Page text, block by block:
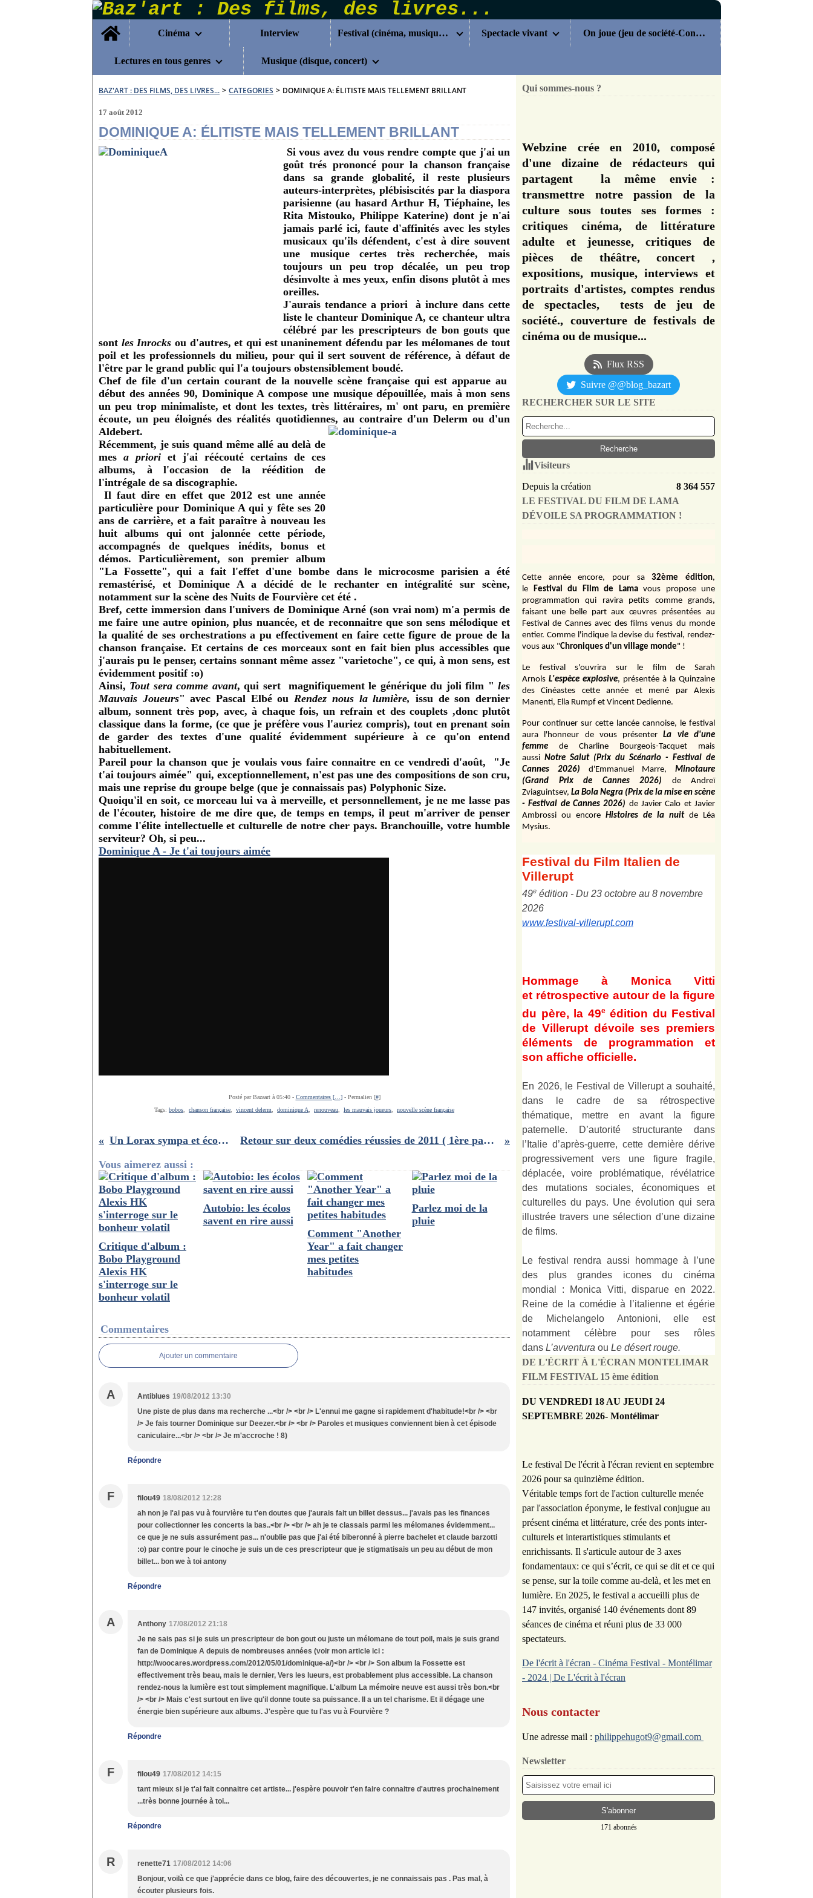
Home
Cinéma
Interview Festival (cinéma, musique...) Spectacle vivant On joue (jeu de société-Concours)
Lectures en tous genres Musique (disque, concert)
BAZ'ART : DES FILMS, DES LIVRES... > CATEGORIES > DOMINIQUE A: ÉLITISTE MAIS TELLEMENT BRILLANT
17 août 2012
DOMINIQUE A: ÉLITISTE MAIS TELLEMENT BRILLANT
Si vous avez du vous rendre compte que j'ai un
goût trés prononcé pour la chanson française
dans sa grande globalité, il reste plusieurs
auteurs-interprètes, plébisiscités par la diaspora
parisienne (au hasard Arthur H, Tiéphaine, les
Rita Mistouko, Philippe Katerine) dont je n'ai
jamais parlé ici, faute d'affinités avec les styles
musicaux qu'ils défendent, c'est à dire souvent
une musique certes très recherchée, mais
toujours un peu trop décalée, un peu trop
désinvolte à mes yeux, enfin disons plutôt à mes
oreilles.
J'aurais tendance a priori à inclure dans cette
liste le chanteur Dominique A, ce chanteur ultra
célébré par les prescripteurs de bon gouts que
sont les Inrocks ou d'autres, et qui estunaninement défendu par les mélomanes de tout
poil et les professionnels du milieu, pour qui il sert souvent de référence, à défaut de
l'être par le grand public qui l'a toujours obstensiblement boudé.
Chef de file d'un certain courant de la nouvelle scène française qui est apparue au
début des années 90, Dominique A compose une musique dépouillée, mais à mon sens
un peu trop minimaliste, et dont les textes, très littéraires, m' ont paru, en première
écoute, un peu éloignés des réalités quotidiennes, au contraire d'un Delerm ou d'un
Aldebert.
Récemment, je suis quand même allé au delà de
mes a priori et j'ai réécouté certains de ces
albums, à l'occasion de la réédition de
l'intrégale de sa discographie.
Il faut dire en effet que 2012 est une année
particulière pour Dominique A qui y fête ses 20
ans de carrière, et a fait paraître à nouveau les
huit albums qui ont jalonnée cette période,
accompagnés de quelques inédits, bonus et
démos. Particulièrement, son premier album
"La Fossette", qui a fait l'effet d'une bombe dans le microcosme parisien a été
remastérisé, et Dominique A a décidé de le rechanter en intégralité sur scène,
notamment sur la scène des Nuits de Fourvière cet été .
Bref, cette immersion dans l'univers de Dominique Arné (son vrai nom) m'a permis de
me faire une autre opinion, plus nuancée, et de reconnaitre que son sens mélodique et
la qualité de ses orchestrationsa pu effectivement en faire cette figure de proue de la
chanson française. Et certains de ces morceaux sont en fait bien plus accessibles que
j'aurais pu le penser, certains sonnant même assez "varietoche", ce qui, à mon sens, est
évidemment positif :o)
Ainsi, Tout sera comme avant, qui sert magnifiquement le générique du joli film " les
Mauvais Joueurs" avec Pascal Elbé ouRendez nous la lumière, issu de son dernier
album, sonnent très pop, avec, à chaque fois, un refrain et des couplets ,donc plutôt
classique dans la forme, (ce que je préfère vous l'auriez compris), tout en prenant soin
de garder des textes d'une qualité évidemment supérieure à ce qu'on entend
habituellement.
Pareil pour la chanson que je voulais vous faire connaitre en ce vendredi d'août, "Je
t'ai toujours aimée" qui, exceptionnellement, n'est pas une des compositions de son cru,
mais une reprise du groupe belge (que je connaissais pas) Polyphonic Size.
Quoiqu'il en soit, ce morceau lui va à merveille, et personnellement, je ne me lasse pas
de l'écouter, histoire de me dire que, de temps en temps, il peut m'arriver de penser
comme l'élite intellectuelle et culturelle de notre cher pays. Branchouille, votre humble
serviteur? Oh, si peu...
Dominique A - Je t'ai toujours aimée
Posté par Bazaart à 05:40 - Commentaires [… ]- Permalien [#]
Tags: bobos chanson française vincent delerm dominique A renouveau les mauvais joueurs nouvelle scène française
Un Lorax sympa et écolo!!
Retour sur deux comédies réussies de 2011 ( 1ère partie):
Vous aimerez aussi :
Critique d'album :
Bobo Playground
Alexis HK
s'interroge sur le
bonheur volatil
Autobio: les écolos
savent en rire aussi
Comment "Another
Year" a fait changer
mes petites
habitudes
Parlez moi de la
pluie
Commentaires
Ajouter un commentaire
A Antiblues 19/08/2012 13:30
Une piste de plus dans ma recherche ...<br /> <br /> L'ennui me gagne si rapidement d'habitude!<br /> <br
/> Je fais tourner Dominique sur Deezer.<br /> <br /> Paroles et musiques conviennent bien à cet épisode
caniculaire...<br /> <br /> Je m'accroche ! 8)
Répondre
F filou49 18/08/2012 12:28
ah non je l'ai pas vu à fourvière tu t'en doutes que j'aurais fait un billet dessus... j'avais pas les finances
pour collectionner les concerts la bas..<br /> <br /> ah je te classais parmi les mélomanes évidemment...
ce que je ne suis assurément pas... n'oublie pas que j'ai été biberonné à pierre bachelet et claude barzotti
:o) par contre pour le cinoche je suis un de ces prescripteur que je stigmatisais un peu au début de mon
billet... bon we à toi antony
Répondre
A Anthony 17/08/2012 21:18
Je ne sais pas si je suis un prescripteur de bon gout ou juste un mélomane de tout poil, mais je suis grand
fan de Dominique A depuis de nombreuses années (voir mon article ici :
http://woocares.wordpress.com/2012/05/01/dominique-a/)<br /> <br /> Son album la Fossette est
effectivement très beau, mais le dernier, Vers les lueurs, est probablement plus accessible. La chanson
rendez-nous la lumière est tout simplement magnifique. L'album La mémoire neuve est aussi très bon.<br
/> <br /> Mais c'est surtout en live qu'il donne toute sa puissance. Il a un tel charisme. Et il dégage une
énergie bien supérieure aux albums. J'espère que tu l'as vu à Fourvière ?
Répondre
F filou49 17/08/2012 14:15
tant mieux si je t'ai fait connaitre cet artiste... j'espère pouvoir t'en faire connaitre d'autres prochainement
...très bonne journée à toi...
Répondre
R renette71 17/08/2012 14:06
Bonjour, voilà ce que j'apprécie dans ce blog, faire des découvertes, je ne connaissais pas . Pas mal, à
écouter plusieurs fois.
Qui sommes-nous ?
Webzine crée en 2010, composé
d'une dizaine de rédacteurs qui
partagent la même envie :
transmettre notre passion de la
culture sous toutes ses formes :
critiques cinéma, de littérature
adulte et jeunesse, critiques de
pièces de théâtre, concert ,
expositions, musique, interviews et
portraits d'artistes, comptes rendus
de spectacles, tests de jeu de
société., couverture de festivals de
cinéma ou de musique...
Flux RSS
Suivre @@blog_bazart
RECHERCHER SUR LE SITE
Visiteurs
Depuis la création
8 364 557
LE FESTIVAL DU FILM DE LAMA
DÉVOILE SA PROGRAMMATION !
Cette année encore, pour sa 32ème édition,
le Festival du Film de Lama vous propose une
programmation qui ravira petits comme grands,
faisant une belle part aux œuvres présentées au
Festival de Cannes avec des films venus du monde
entier. Comme l'indique la devise du festival, rendez-
vous aux "Chroniques d'un village monde" !
Le festival s'ouvrira sur le film de Sarah
Arnols L'espèce explosive, présentée à la Quinzaine
des Cinéastes cette année et mené par Alexis
Manenti, Ella Rumpf et Vincent Dedienne.
Pour continuer sur cette lancée cannoise, le festival
aura l'honneur de vous présenter
La vie d'une
femme
de Charline Bourgeois-Tacquet
mais
aussi Notre Salut (Prix du Scénario - Festival de
Cannes 2026)
d'Emmanuel Marre,
Minotaure
(Grand Prix de Cannes 2026)
de Andreï
Zviaguintsev, La Bola Negra (Prix de la mise en scène
- Festival de Cannes 2026) de Javier Calo et Javier
Ambrossi ou encore Histoires de la nuit de Léa
Mysius.
Festival du Film Italien de
Villerupt
49e édition - Du 23 octobre au 8 novembre
2026
www.festival-villerupt.com
Hommage à Monica Vitti
et rétrospective autour de la figure
du père, la 49e édition du Festival
de Villerupt dévoile ses premiers
éléments de programmation et
son affiche officielle.
En 2026, le Festival de Villerupt a souhaité,
dans le cadre de sa rétrospective
thématique, mettre en avant la figure
paternelle. D’autorité structurante dans
l’Italie d’après-guerre, cette dernière dérive
progressivement vers une figure fragile,
déplacée, voire problématique, révélatrice
des mutations sociales, économiques et
culturelles du pays. Une évolution qui sera
illustrée travers une sélection d’une dizaine
de films.
Le festival rendra aussi hommage à l’une
des plus grandes icones du cinéma
mondial : Monica Vitti, disparue en 2022.
Reine de la comédie à l’italienne et égérie
de Michelangelo Antonioni, elle est
notamment célèbre pour ses rôles
dans L’avventura ou Le désert rouge.
DE L'ÉCRIT À L'ÉCRAN MONTELIMAR
FILM FESTIVAL 15 ème édition
DU VENDREDI 18 AU JEUDI 24
SEPTEMBRE 2026- Montélimar
Le festival De l'écrit à l'écran revient en septembre
2026 pour sa quinzième édition.
Véritable temps fort de l'action culturelle menée
par l'association éponyme, le festival conjugue au
présent cinéma et littérature, crée des ponts inter-
culturels et interartistiques stimulants et
enrichissants. Il s'articule autour de 3 axes
fondamentaux: ce qui s’écrit, ce qui se dit et ce qui
se pense, sur la toile comme au-delà, et les met en
lumière. En 2025, le festival a accueilli plus de
147 invités, organisé 140 événements dont 89
séances de cinéma et réuni plus de 33 000
spectateurs.
De l'écrit à l'écran - Cinéma Festival - Montélimar
- 2024 | De L'écrit à l'écran
Nous contacter
Une adresse mail : philippehugot9@gmail.com
Newsletter
171 abonnés